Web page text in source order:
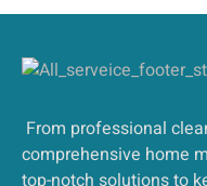
From professional
comprehensive home